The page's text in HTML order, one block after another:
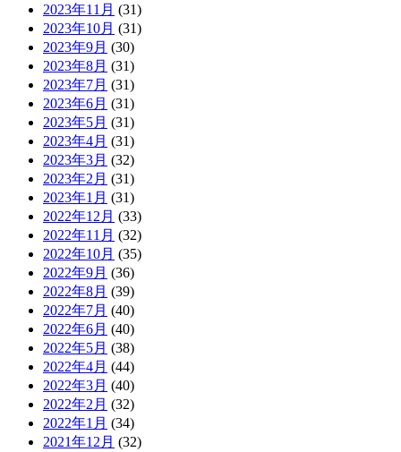
2023年11月 (31)
2023年10月 (31)
2023年9月 (30)
2023年8月 (31)
2023年7月 (31)
2023年6月 (31)
2023年5月 (31)
2023年4月 (31)
2023年3月 (32)
2023年2月 (31)
2023年1月 (31)
2022年12月 (33)
2022年11月 (32)
2022年10月 (35)
2022年9月 (36)
2022年8月 (39)
2022年7月 (40)
2022年6月 (40)
2022年5月 (38)
2022年4月 (44)
2022年3月 (40)
2022年2月 (32)
2022年1月 (34)
2021年12月 (32)